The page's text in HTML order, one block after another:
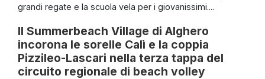
grandi regate e la scuola vela per i giovanissimi....
Il Summerbeach Village di Alghero
incorona le sorelle Calì e la coppia
Pizzileo-Lascari nella terza tappa del
circuito regionale di beach volley